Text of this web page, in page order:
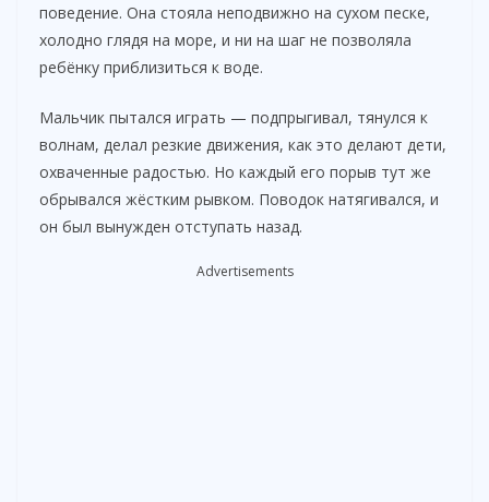
y
V
i
d
e
поведение. Она стояла неподвижно на сухом песке,
холодно глядя на море, и ни на шаг не позволяла
ребёнку приблизиться к воде.
Мальчик пытался играть — подпрыгивал, тянулся к
волнам, делал резкие движения, как это делают дети,
охваченные радостью. Но каждый его порыв тут же
обрывался жёстким рывком. Поводок натягивался, и
он был вынужден отступать назад.
Advertisements